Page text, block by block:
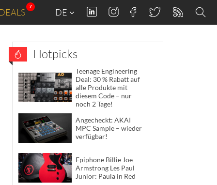
DEALS
7
DE
Hotpicks
Teenage Engineering
Deal: 30 % Rabatt auf
alle Produkte mit
diesem Code – nur
noch 2 Tage!
Angecheckt: AKAI
MPC Sample – wieder
verfügbar!
Epiphone Billie Joe
Armstrong Les Paul
Junior: Paula in Red